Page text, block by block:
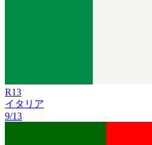
R13
イタリア
9/13